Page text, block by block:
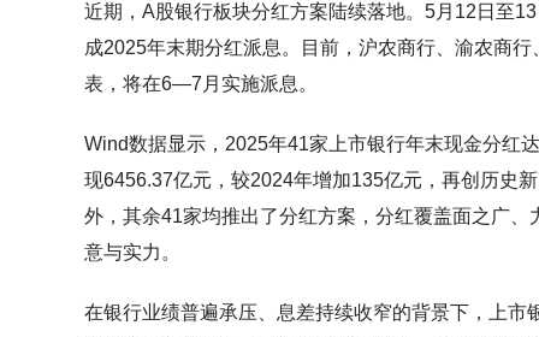
近期，A股银行板块分红方案陆续落地。5月12日至
成2025年末期分红派息。目前，沪农商行、渝农商
表，将在6—7月实施派息。
Wind数据显示，2025年41家上市银行年末现金分红
现6456.37亿元，较2024年增加135亿元，再创历史
外，其余41家均推出了分红方案，分红覆盖面之广
意与实力。
在银行业绩普遍承压、息差持续收窄的背景下，上市